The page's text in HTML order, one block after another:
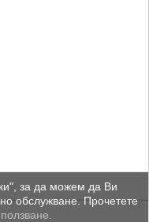
за да можем да Ви
обслужване. Прочетете